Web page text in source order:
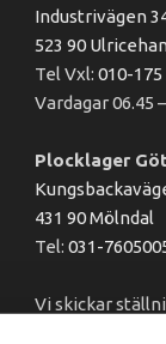
Industrivägen
523 90
Tel Vxl: 010-175
Vardagar 06.45
Plocklager
431 90 Mölndal
Tel: 031-
Vi skickar